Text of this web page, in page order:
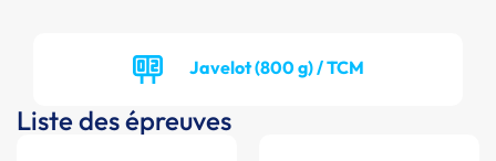
Javelot (800 g) / TCM
Liste des épreuves